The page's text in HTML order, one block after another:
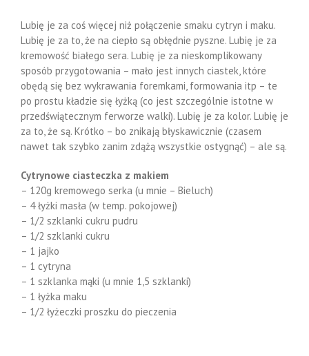
Lubię je za coś więcej niż połączenie smaku cytryn i maku.
Lubię je za to, że na ciepło są obłędnie pyszne. Lubię je za
kremowość białego sera. Lubię je za nieskomplikowany
sposób przygotowania – mało jest innych ciastek, które
obędą się bez wykrawania foremkami, formowania itp – te
po prostu kładzie się łyżką (co jest szczególnie istotne w
przedświątecznym ferworze walki). Lubię je za kolor. Lubię je
za to, że są. Krótko – bo znikają błyskawicznie (czasem
nawet tak szybko zanim zdążą wszystkie ostygnąć) – ale są.
Cytrynowe ciasteczka z makiem
– 120g kremowego serka (u mnie – Bieluch)
– 4 łyżki masła (w temp. pokojowej)
– 1/2 szklanki cukru pudru
– 1/2 szklanki cukru
– 1 jajko
– 1 cytryna
– 1 szklanka mąki (u mnie 1,5 szklanki)
– 1 łyżka maku
– 1/2 łyżeczki proszku do pieczenia